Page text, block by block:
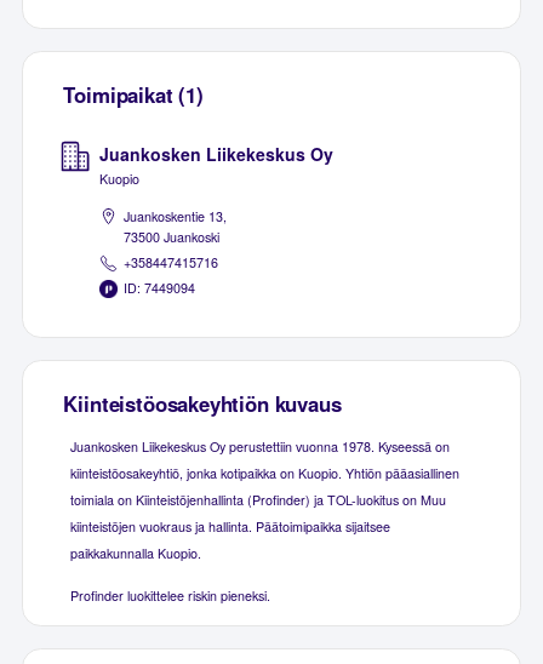
Toimipaikat (1)
Juankosken Liikekeskus Oy
Kuopio
Juankoskentie 13,
73500 Juankoski
+358447415716
ID: 7449094
Kiinteistöosakeyhtiön kuvaus
Juankosken Liikekeskus Oy perustettiin vuonna 1978. Kyseessä on
kiinteistöosakeyhtiö, jonka kotipaikka on Kuopio. Yhtiön pääasiallinen
toimiala on Kiinteistöjenhallinta (Profinder) ja TOL-luokitus on Muu
kiinteistöjen vuokraus ja hallinta. Päätoimipaikka sijaitsee
paikkakunnalla Kuopio.
Profinder luokittelee riskin pieneksi.